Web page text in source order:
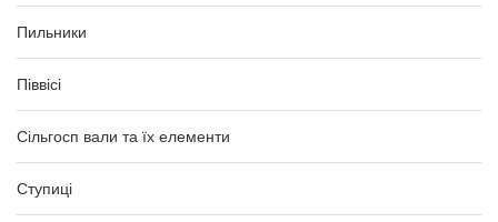
Пильники
Піввісі
Сільгосп вали та їх елементи
Ступиці